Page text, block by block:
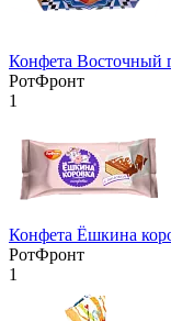
Конфета Восточный
РотФронт
1
Конфета Ёшкина
РотФронт
1